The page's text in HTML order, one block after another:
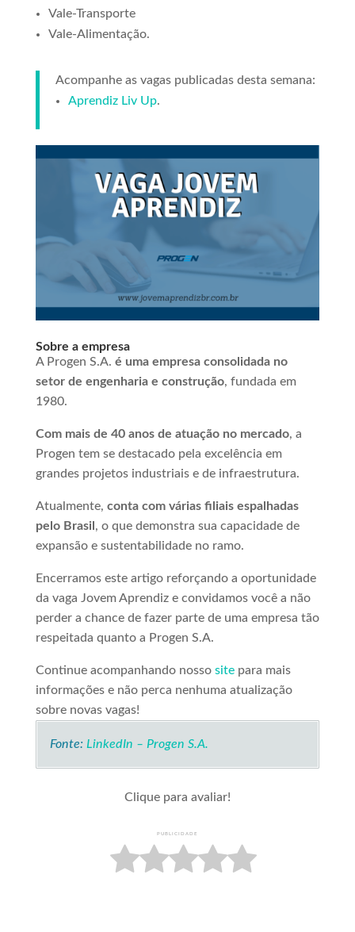
Vale-Transporte
Vale-Alimentação.
Acompanhe as vagas publicadas desta semana:
Aprendiz Liv Up.
Sobre a empresa
A Progen S.A. é uma empresa consolidada no
setor de engenharia e construção, fundada em
1980.
Com mais de 40 anos de atuação no mercado, a
Progen tem se destacado pela excelência em
grandes projetos industriais e de infraestrutura.
Atualmente, conta com várias filiais espalhadas
pelo Brasil , o que demonstra sua capacidade de
expansão e sustentabilidade no ramo.
Encerramos este artigo reforçando a oportunidade
da vaga Jovem Aprendiz e convidamos você a não
perder a chance de fazer parte de uma empresa tão
respeitada quanto a Progen S.A.
Continue acompanhando nosso sitepara mais
informações e não perca nenhuma atualização
sobre novas vagas!
Fonte: LinkedIn – Progen S.A.
Clique para avaliar!
PUBLICIDADE